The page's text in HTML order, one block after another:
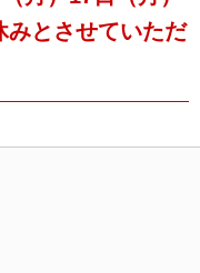
みとさせていただ